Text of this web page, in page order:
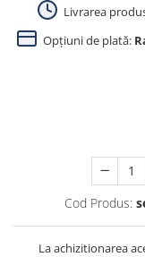
Livrarea
Opțiuni de plată:
Cod Produs:
La achizitionarea